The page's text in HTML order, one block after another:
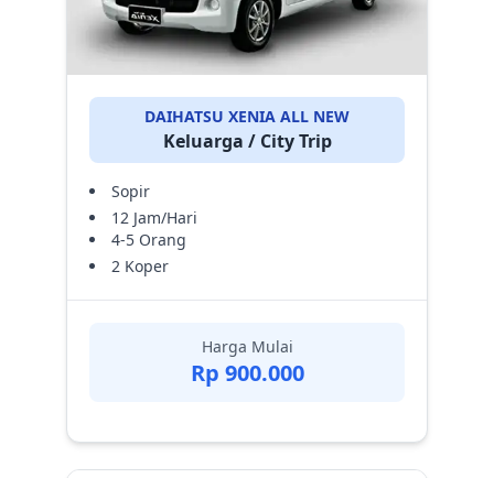
DAIHATSU XENIA ALL NEW
Keluarga / City Trip
Sopir
12 Jam/Hari
4-5 Orang
2 Koper
Harga Mulai
Rp 900.000